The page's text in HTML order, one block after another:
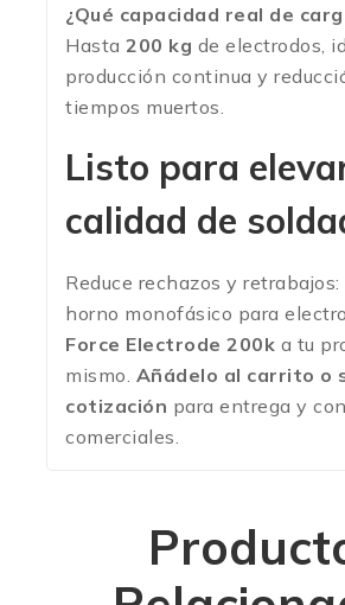
¿Qué capacidad real de
Hasta 200 kg de electrodos,
producción continua y
tiempos muertos.
Listo para
calidad de
Reduce rechazos y
horno monofásico para
Force Electrode 200k a tu
mismo. Añádelo al carrito o
cotización para entrega y
comerciales.